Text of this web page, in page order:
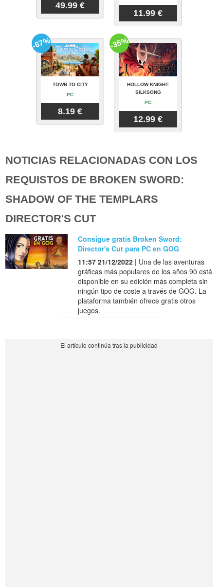
49.99 €
11.99 €
TOWN TO CITY
PC
8.19 €
-67%
HOLLOW KNIGHT:
SILKSONG
PC
12.99 €
-35%
NOTICIAS RELACIONADAS CON LOS
REQUISTOS DE BROKEN SWORD:
SHADOW OF THE TEMPLARS
DIRECTOR'S CUT
Consigue gratis Broken Sword:
Director's Cut para PC en GOG
11:57 21/12/2022 | Una de las aventuras
gráficas más populares de los años 90 está
disponible en su edición más completa sin
ningún tipo de coste a través de GOG. La
plataforma también ofrece gratis otros
juegos.